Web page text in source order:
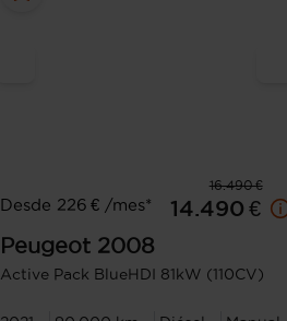
16.490 €
Desde 226 € /mes*
14.490 €
Peugeot 2008
Active Pack BlueHDI 81kW (110CV)